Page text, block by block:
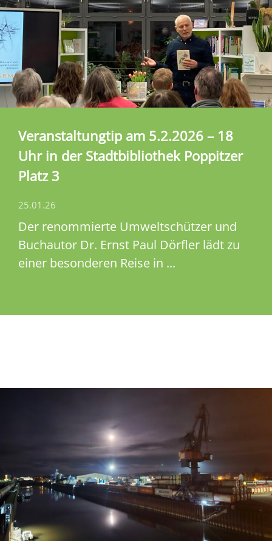
Veranstaltungtip am 5.2.2026 – 18
Uhr in der Stadtbibliothek Poppitzer
Platz 3
25.01.26
Der renommierte Umweltschützer und
Buchautor Dr. Ernst Paul Dörfler lädt zu
einer besonderen Reise in ...